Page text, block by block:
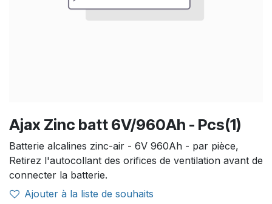
Ajax Zinc batt 6V/960Ah - Pcs(1)
Batterie alcalines zinc-air - 6V 960Ah - par pièce,
Retirez l'autocollant des orifices de ventilation avant de
connecter la batterie.
Ajouter à la liste de souhaits